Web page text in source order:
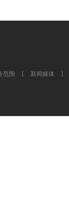
范围 新闻媒体